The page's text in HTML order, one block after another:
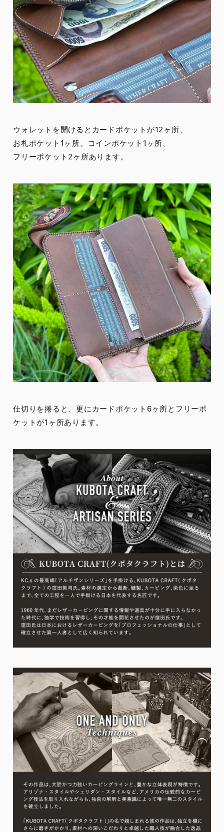
ウォレットを開けるとカードポケットが12ヶ所、
お札ポケット1ヶ所、コインポケット1ヶ所、
フリーポケット2ヶ所あります。
仕切りを捲ると、更にカードポケット6ヶ所とフリーポ
ケットが1ヶ所あります。